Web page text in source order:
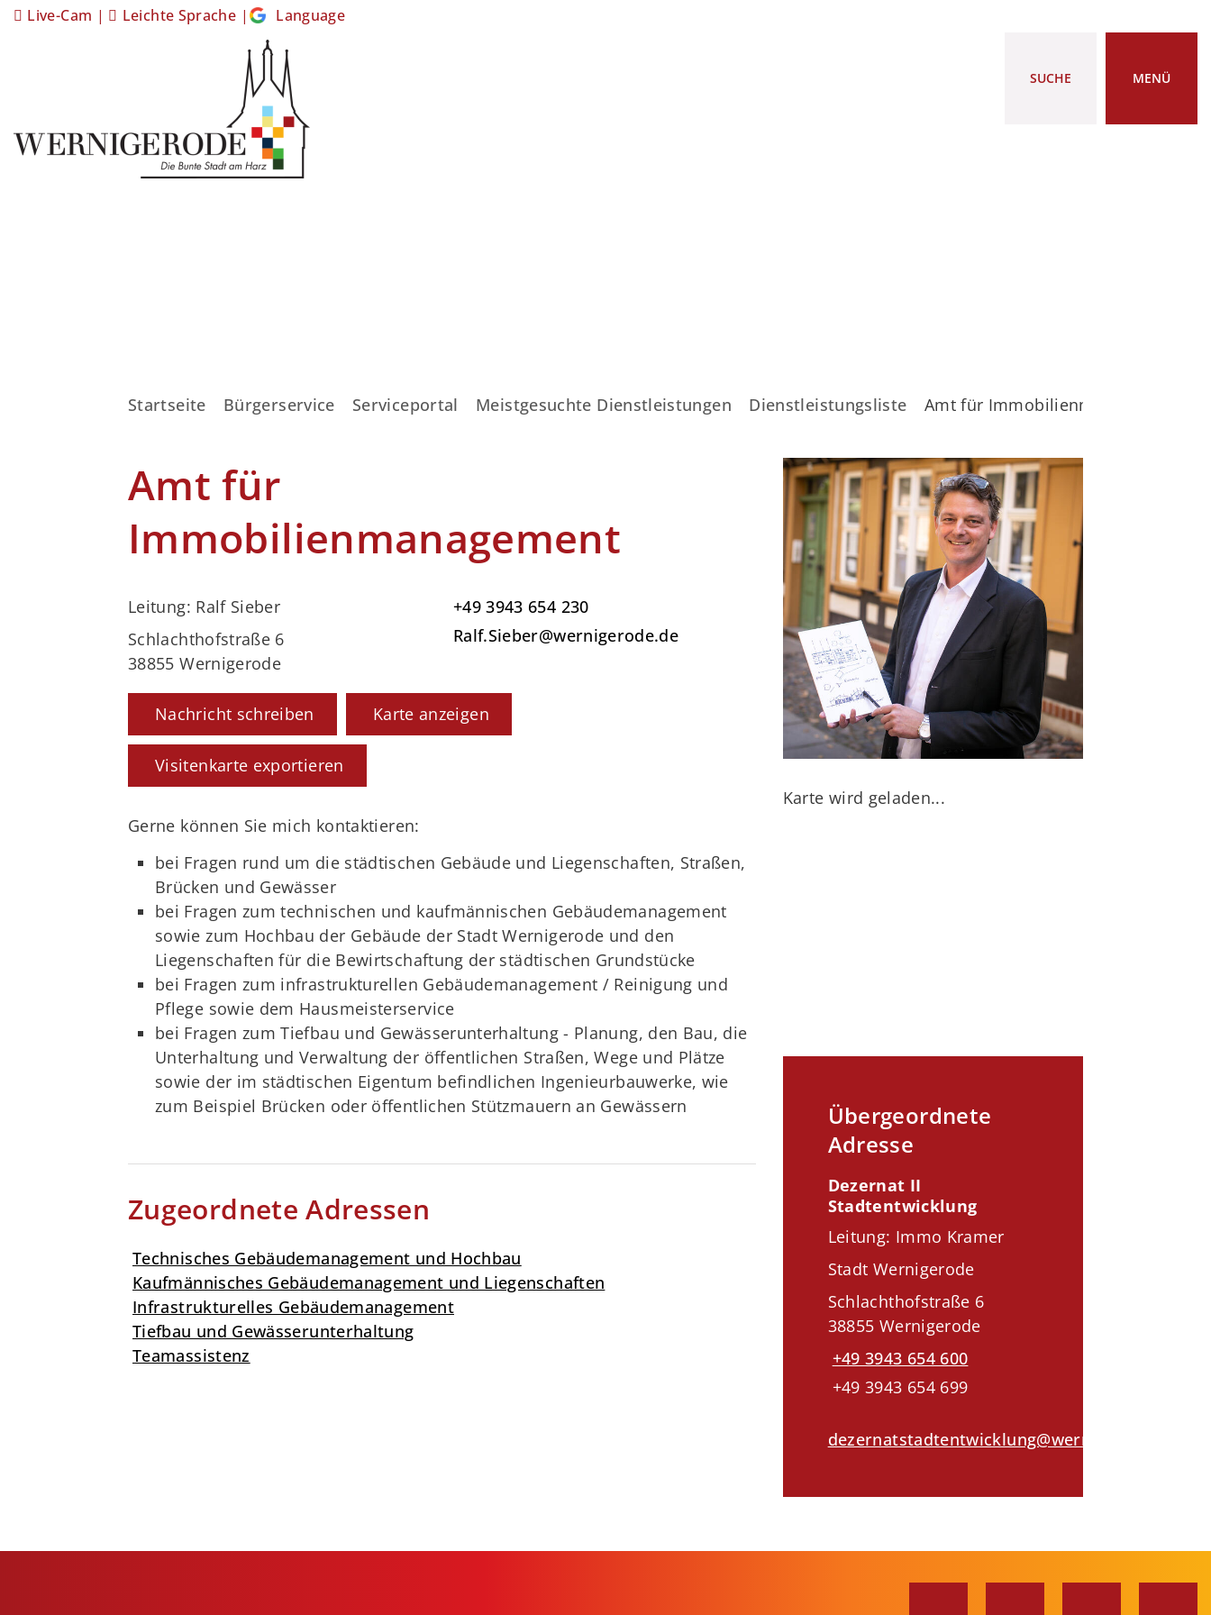
Live-Cam | Leichte Sprache | Language
SUCHE MENÜ
Startseite Bürgerservice Serviceportal Meistgesuchte Dienstleistungen Dienstleistungsliste Amt für Immobilienmanagement
Amt für
Immobilienmanagement
Leitung: Ralf Sieber
Schlachthofstraße 6
38855 Wernigerode
+49 3943 654 230
Ralf.Sieber@wernigerode.de
Nachricht schreiben Karte anzeigen
Visitenkarte exportieren
Gerne können Sie mich kontaktieren:
bei Fragen rund um die städtischen Gebäude und Liegenschaften, Straßen,
Brücken und Gewässer
bei Fragen zum technischen und kaufmännischen Gebäudemanagement
sowie zum Hochbau der Gebäude der Stadt Wernigerode und den
Liegenschaften für die Bewirtschaftung der städtischen Grundstücke
bei Fragen zum infrastrukturellen Gebäudemanagement / Reinigung und
Pflege sowie dem Hausmeisterservice
bei Fragen zum Tiefbau und Gewässerunterhaltung - Planung, den Bau, die
Unterhaltung und Verwaltung der öffentlichen Straßen, Wege und Plätze
sowie der im städtischen Eigentum befindlichen Ingenieurbauwerke, wie
zum Beispiel Brücken oder öffentlichen Stützmauern an Gewässern
Zugeordnete Adressen
Technisches Gebäudemanagement und Hochbau
Kaufmännisches Gebäudemanagement und Liegenschaften
Infrastrukturelles Gebäudemanagement
Tiefbau und Gewässerunterhaltung
Teamassistenz
Karte wird geladen...
Übergeordnete
Adresse
Dezernat II
Stadtentwicklung
Leitung: Immo Kramer
Stadt Wernigerode
Schlachthofstraße 6
38855 Wernigerode
+49 3943 654 600
+49 3943 654 699
dezernatstadtentwicklung@wernigerode.de